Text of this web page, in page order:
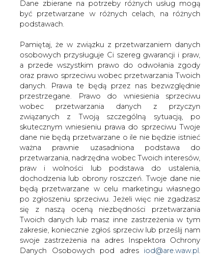
Dane zbierane na potrzeby różnych usług mogą
być przetwarzane w różnych celach, na różnych
podstawach.
Pamiętaj, że w związku z przetwarzaniem danych
osobowych przysługuje Ci szereg gwarancji i praw,
a przede wszystkim prawo do odwołania zgody
oraz prawo sprzeciwu wobec przetwarzania Twoich
danych. Prawa te będą przez nas bezwzględnie
przestrzegane. Prawo do wniesienia sprzeciwu
wobec przetwarzania danych z przyczyn
związanych z Twoją szczególną sytuacją, po
skutecznym wniesieniu prawa do sprzeciwu Twoje
dane nie będą przetwarzane o ile nie będzie istnieć
ważna prawnie uzasadniona podstawa do
przetwarzania, nadrzędna wobec Twoich interesów,
praw i wolności lub podstawa do ustalenia,
dochodzenia lub obrony roszczeń. Twoje dane nie
będą przetwarzane w celu marketingu własnego
po zgłoszeniu sprzeciwu. Jeżeli więc nie zgadzasz
się z naszą oceną niezbędności przetwarzania
Twoich danych lub masz inne zastrzeżenia w tym
zakresie, koniecznie zgłoś sprzeciw lub prześlij nam
swoje zastrzeżenia na adres Inspektora Ochrony
Danych Osobowych pod adres iod@are.waw.pl.
PKE: konkurs na szóstego członka
Zarządu
27 lipca - po raz drugi w tym miesiącu -
obradowała Rada Nadzorcza
Południowego Koncernu
Energetycznego.
Członkowie Rady zdecydowali między innymi o
ogłoszeniu konkursu na stanowisko wiceprezesa Zarządu
- dyrektora ds. zarządzania Grupą Kapitałową.
Ogłoszenie w tej sprawie ukaże się w prasie.
Rozstrzygnięcie konkursu i wybór szóstego członka
Zarządu spółki spodziewane są w ostatniej dekadzie
sierpnia.
#Energetyka #kraj